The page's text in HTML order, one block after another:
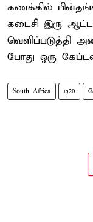
கணக்கில்
கடைசி இரு
வெளிப்படுத்தி
போது ஒரு
South Africa டி20